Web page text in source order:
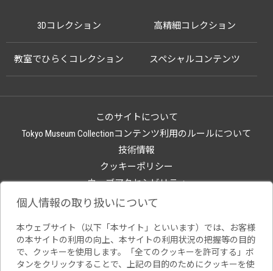
3Dコレクション 高精細コレクション
教室でひらくコレクション スペシャルコンテンツ
このサイトについて
Tokyo Museum Collectionコンテンツ利用のルールについて
技術情報
クッキーポリシー
ウェブアクセシビリティ
関連サイト
個人情報の取り扱いについて
本ウェブサイト（以下「本サイト」といいます）では、お客様
の本サイトの利用の向上、本サイトの利用状況の把握等の目的
で、クッキーを使用します。「全てのクッキーを許可する」ボ
タンをクリックすることで、上記の目的のためにクッキーを使